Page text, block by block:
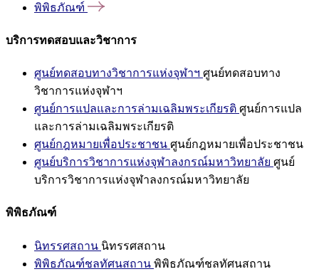
พิพิธภัณฑ์
บริการทดสอบและวิชาการ
ศูนย์ทดสอบทางวิชาการแห่งจุฬาฯ ศูนย์ทดสอบทาง
วิชาการแห่งจุฬาฯ
ศูนย์การแปลและการล่ามเฉลิมพระเกียรติ ศูนย์การแปล
และการล่ามเฉลิมพระเกียรติ
ศูนย์กฎหมายเพื่อประชาชน ศูนย์กฎหมายเพื่อประชาชน
ศูนย์บริการวิชาการแห่งจุฬาลงกรณ์มหาวิทยาลัย ศูนย์
บริการวิชาการแห่งจุฬาลงกรณ์มหาวิทยาลัย
พิพิธภัณฑ์
นิทรรศสถาน นิทรรศสถาน
พิพิธภัณฑ์ชลทัศนสถาน พิพิธภัณฑ์ชลทัศนสถาน